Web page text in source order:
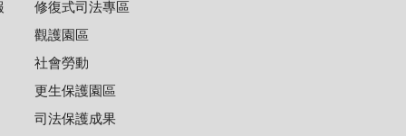
修復式司法專區
觀護園區
社會勞動
更生保護園區
司法保護成果